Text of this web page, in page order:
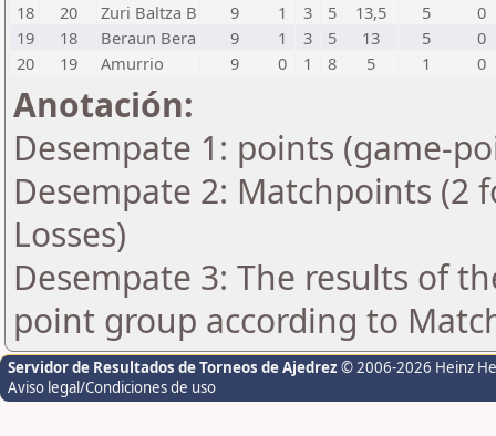
18
20 Zuri Baltza B 9 1 3 5 13,5 5
0
19
18 Beraun Bera 9 1 3 5 13 5
0
20
19 Amurrio 9 0 1 8 5 1 0
Anotación:
Desempate 1: points (game-
Desempate 2: Matchpoints (2
Losses)
Desempate 3: The results of
point group according to
Servidor de Resultados de Torneos de Ajedrez © 2006-2026 Heinz
Aviso legal/Condiciones de uso